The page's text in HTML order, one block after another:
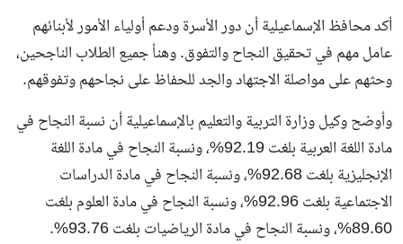
أكد محافظ الإسماعيلية أن دور الأسرة ودعم أولياء الأمور لأبنائهم
عامل مهم في تحقيق النجاح والتفوق. وهنأ جميع الطلاب الناجحين،
وحثهم على مواصلة الاجتهاد والجد للحفاظ على نجاحهم وتفوقهم.
وأوضح وكيل وزارة التربية والتعليم بالإسماعيلية أن نسبة النجاح في
مادة اللغة العربية بلغت 92.19%، ونسبة النجاح في مادة اللغة
الإنجليزية بلغت 92.68%، ونسبة النجاح في مادة الدراسات
الاجتماعية بلغت 92.96%، ونسبة النجاح في مادة العلوم بلغت
89.60%، ونسبة النجاح في مادة الرياضيات بلغت 93.76%.